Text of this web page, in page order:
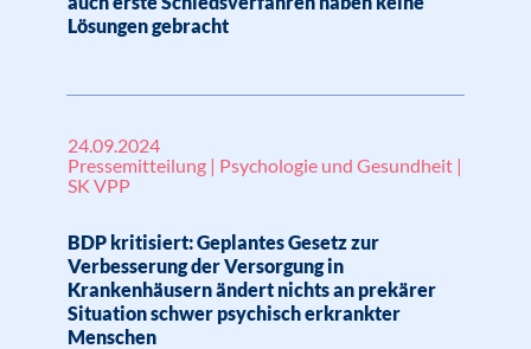
Lösungen gebracht
24.09.2024
Pressemitteilung | Psychologie und Gesundheit |
SK VPP
BDP kritisiert: Geplantes Gesetz zur
Verbesserung der Versorgung in
Krankenhäusern ändert nichts an prekärer
Situation schwer psychisch erkrankter
Menschen